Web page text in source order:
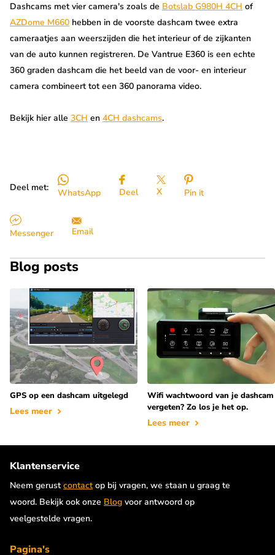
Dashcams met vier camera's zoals de Botslab G980H 4CH of
AZDome M660 hebben in de voorste dashcam twee extra
cameraatjes aan weerszijden die het interieur of de zijkanten
van de auto kunnen registreren. De Vantrue E360 is een echte
360 graden dashcam die het beeld van de voor- en interieur
camera combineert tot een 360 panorama video.
Bekijk hier alle 3CH en 4CH dashcams.
Deel met: WhatsApp Deel X Pin it
Messenger Email
Blog posts
GPS op een dashcam uitgelegd
Lees meer
Wifi wachtwoord van je dashcam
vergeten? Zo los je het op.
Lees meer
Klantenservice
Neem gerust contact op bij vragen, we staan u graag te
woord. Bekijk ook onze Blog voor antwoord op
veelgestelde vragen.
Pagina's